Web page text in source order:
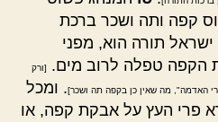
קפה ותה ושכר ברכת
תורה הוא, מפני
הקפה טפלה לרוב מים.
[ורק
האדמה", מה שאין כן בקפה תה ושכר]. ומכל
פרי העץ על אבקת קפה, או